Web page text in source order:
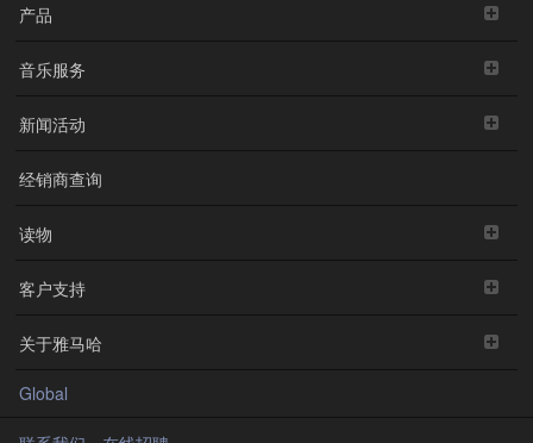
产品
音乐服务
新闻活动
经销商查询
读物
客户支持
关于雅马哈
Global